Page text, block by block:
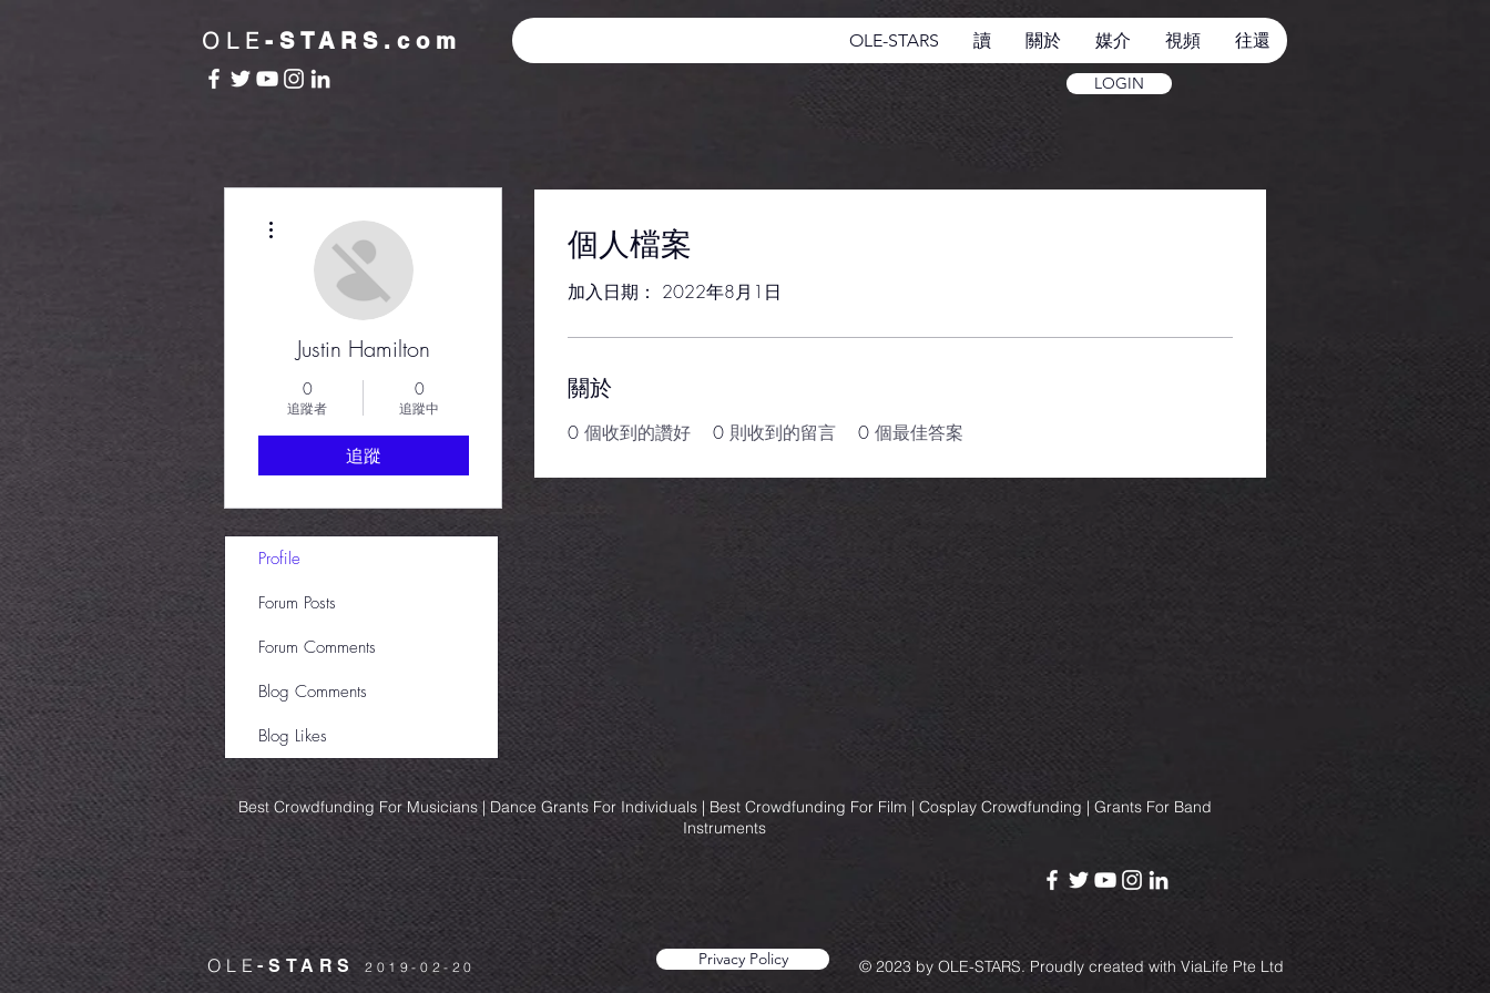
OLE -STARS.com OLE-STARS 讀 關於 媒介 視頻 往還
LOGIN
個人檔案
加入日期： 2022年8月1日
關於
0 個收到的讚好 0 則收到的留言 0 個最佳答案
Justin Hamilton
0
追蹤者
0
追蹤中
追蹤
Profile
Forum Posts
Forum Comments
Blog Comments
Blog Likes
Best Crowdfunding For Musicians | Dance Grants For Individuals | Best Crowdfunding For Film | Cosplay Crowdfunding | Grants For Band
Instruments
© 2023 by OLE-STARS. Proudly created with ViaLife Pte Ltd
OLE-STARS2019-02-20 Privacy Policy